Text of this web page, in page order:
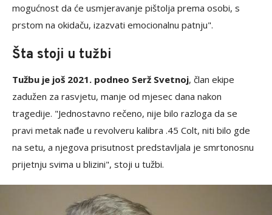
mogućnost da će usmjeravanje pištolja prema osobi, s
prstom na okidaču, izazvati emocionalnu patnju".
Šta stoji u tužbi
Tužbu je još 2021. podneo Serž Svetnoj, član ekipe
zadužen za rasvjetu, manje od mjesec dana nakon
tragedije. "Jednostavno rečeno, nije bilo razloga da se
pravi metak nađe u revolveru kalibra .45 Colt, niti bilo gde
na setu, a njegova prisutnost predstavljala je smrtonosnu
prijetnju svima u blizini", stoji u tužbi.